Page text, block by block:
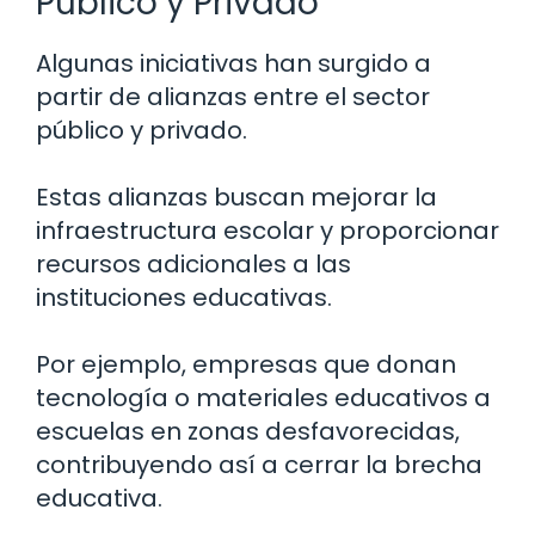
Algunas iniciativas han surgido a
partir de alianzas entre el sector
público y privado.
Estas alianzas buscan mejorar la
infraestructura escolar y proporcionar
recursos adicionales a las
instituciones educativas.
Por ejemplo, empresas que donan
tecnología o materiales educativos a
escuelas en zonas desfavorecidas,
contribuyendo así a cerrar la brecha
educativa.